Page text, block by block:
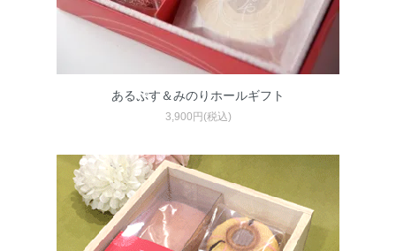
あるぷす＆みのりホールギフト
3,900円(税込)